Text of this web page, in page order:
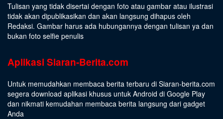
Tulisan yang tidak disertai dengan foto atau gambar atau ilustrasi
tidak akan dipublikasikan dan akan langsung dihapus oleh
Redaksi. Gambar harus ada hubungannya dengan tulisan ya dan
bukan foto selfie penulis
Aplikasi Siaran-Berita.com
Untuk memudahkan membaca berita terbaru di Siaran-berita.com
segera download aplikasi khusus untuk Android di Google Play
dan nikmati kemudahan membaca berita langsung dari gadget
Anda